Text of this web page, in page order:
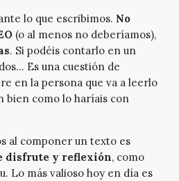
lo que escribimos. No
(o al menos no deberíamos),
. Si podéis contarlo en un
Es una cuestión de
en la persona que va a leerlo
bien como lo haríais con
al componer un texto es
disfrute y reflexión, como
Lo más valioso hoy en día es